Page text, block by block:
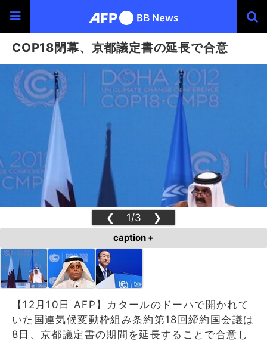
COP18閉幕、京都議定書の延長で合意
❮ 1/3 ❯
caption +
【12月10日 AFP】カタールのドーハで開かれて
いた国連気候変動枠組み条約第18回締約国会議は
8日、京都議定書の期間を延長することで合意し